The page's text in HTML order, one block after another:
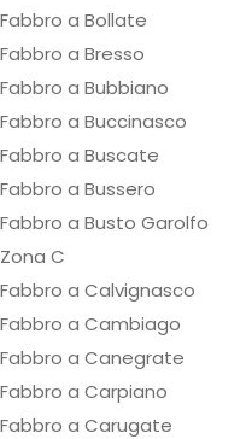
Fabbro a Bollate
Fabbro a Bresso
Fabbro a Bubbiano
Fabbro a Buccinasco
Fabbro a Buscate
Fabbro a Bussero
Fabbro a Busto Garolfo
Zona C
Fabbro a Calvignasco
Fabbro a Cambiago
Fabbro a Canegrate
Fabbro a Carpiano
Fabbro a Carugate